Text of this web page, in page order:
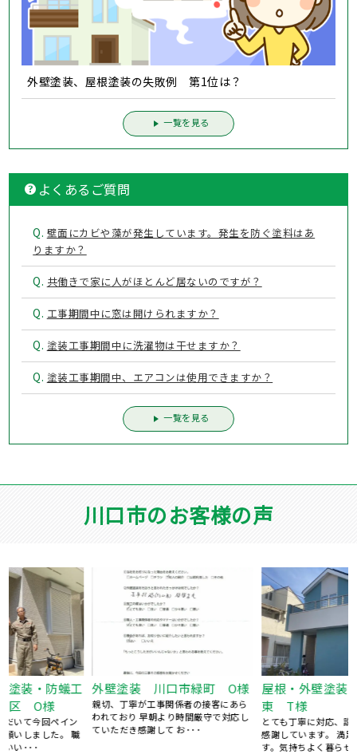
外壁塗装、屋根塗装の失敗例 第1位は？
一覧を見る
よくあるご質問
Q. 壁面にカビや藻が発生しています。発生を防ぐ塗料はあ
りますか？
Q. 共働きで家に人がほとんど居ないのですが？
Q. 工事期間中に窓は開けられますか？
Q. 塗装工事期間中に洗濯物は干せますか？
Q. 塗装工事期間中、エアコンは使用できますか？
一覧を見る
川口市のお客様の声
外壁塗装 川口市緑町 O様
親切、丁寧が工事関係者の接客にあら
われており 早朝より時間厳守で対応し
ていただき感謝して お･･･
屋根・外壁塗装 川口市戸塚
東 T様
とても丁寧に対応、説明して下さって
感謝しています。 満足の仕上がりで
す。気持ちよく暮らせそう･･･